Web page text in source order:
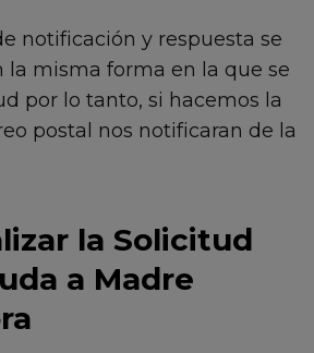
notificación y respuesta se
la misma forma en la que se
por lo tanto, si hacemos la
postal nos notificaran de la
la Solicitud
a Madre